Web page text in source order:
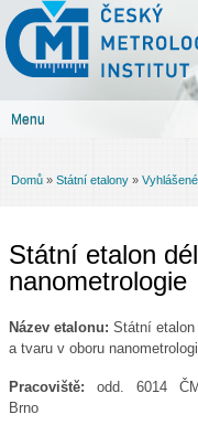
Český
metrologický
institut
Menu
Jste zde
Domů » Státní etalony »
Státní etalon
nanometrologie
Název etalonu: Státní
a tvaru v oboru
Pracoviště: odd. 6014
Brno